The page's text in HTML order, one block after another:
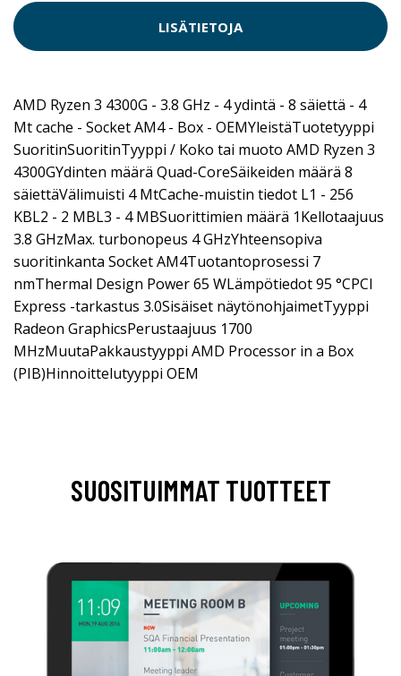
LISÄTIETOJA
AMD Ryzen 3 4300G - 3.8 GHz - 4 ydintä - 8 säiettä - 4
Mt cache - Socket AM4 - Box - OEMYleistäTuotetyyppi
SuoritinSuoritinTyyppi / Koko tai muoto AMD Ryzen 3
4300GYdinten määrä Quad-CoreSäikeiden määrä 8
säiettäVälimuisti 4 MtCache-muistin tiedot L1 - 256
KBL2 - 2 MBL3 - 4 MBSuorittimien määrä 1Kellotaajuus
3.8 GHzMax. turbonopeus 4 GHzYhteensopiva
suoritinkanta Socket AM4Tuotantoprosessi 7
nmThermal Design Power 65 WLämpötiedot 95 °CPCI
Express -tarkastus 3.0Sisäiset näytönohjaimetTyyppi
Radeon GraphicsPerustaajuus 1700
MHzMuutaPakkaustyyppi AMD Processor in a Box
(PIB)Hinnoittelutyyppi OEM
SUOSITUIMMAT TUOTTEET